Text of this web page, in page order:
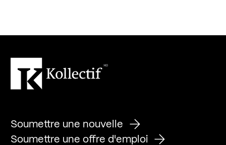
Soumettre une nouvelle
Soumettre une offre d'emploi